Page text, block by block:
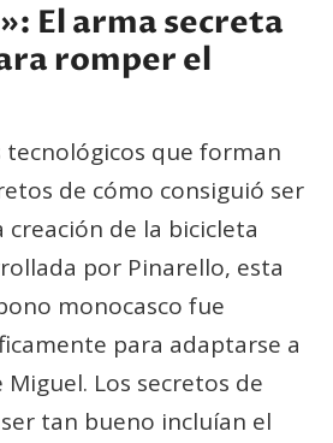
El arma secreta
romper el
tecnológicos que forman
de cómo consiguió ser
de la bicicleta
por Pinarello, esta
monocasco fue
para adaptarse a
Los secretos de
tan bueno incluían el